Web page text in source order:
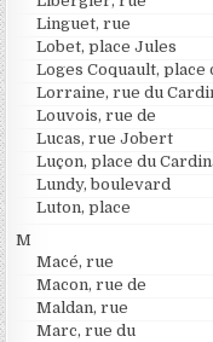
Linguet, rue
Lobet, place Jules
Loges Coquault, place
Lorraine, rue du
Louvois, rue de
Lucas, rue Jobert
Luçon, place du
Lundy, boulevard
Luton, place
M
Macé, rue
Macon, rue de
Maldan, rue
Marc, rue du